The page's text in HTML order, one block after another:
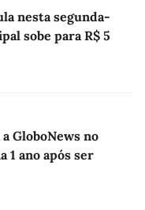
nesta segunda-
sobe para R$ 5
GloboNews no
1 ano após ser